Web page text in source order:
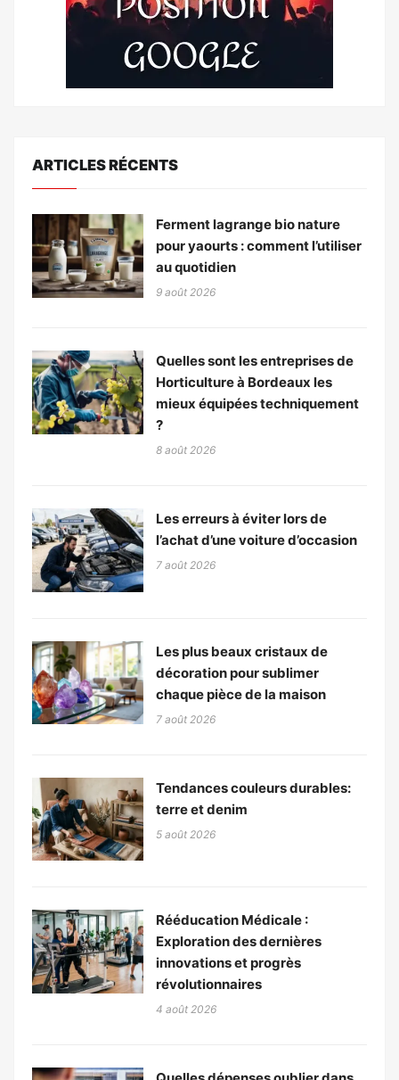
ARTICLES RÉCENTS
Ferment lagrange bio nature
pour yaourts : comment l’utiliser
au quotidien
9 août 2026
Quelles sont les entreprises de
Horticulture à Bordeaux les
mieux équipées techniquement
?
8 août 2026
Les erreurs à éviter lors de
l’achat d’une voiture d’occasion
7 août 2026
Les plus beaux cristaux de
décoration pour sublimer
chaque pièce de la maison
7 août 2026
Tendances couleurs durables:
terre et denim
5 août 2026
Rééducation Médicale :
Exploration des dernières
innovations et progrès
révolutionnaires
4 août 2026